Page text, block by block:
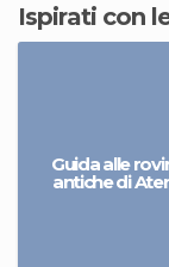
Ispirati con
Guida alle
antiche di